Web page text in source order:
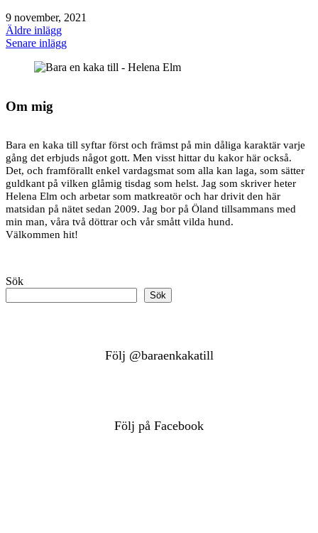
9 november, 2021
Äldre inlägg
Senare inlägg
Om mig
Bara en kaka till syftar först och främst på min dåliga karaktär varje
gång det erbjuds något gott. Men visst hittar du kakor här också.
Det, och framförallt enkel vardagsmat som alla kan laga, som sätter
guldkant på vilken glåmig tisdag som helst. Jag som skriver heter
Helena Elm och arbetar som matkreatör och har drivit den här
matsidan på nätet sedan 2009. Jag bor på Öland tillsammans med
min man, våra två döttrar och vår smått vilda hund.
Välkommen hit!
Sök
Sök
Följ @baraenkakatill
Följ på Facebook